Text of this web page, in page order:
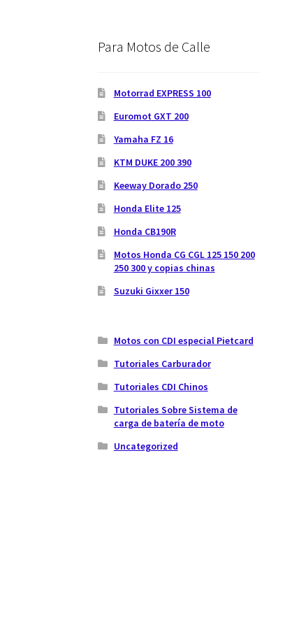
Para Motos de Calle
Motorrad EXPRESS 100
Euromot GXT 200
Yamaha FZ 16
KTM DUKE 200 390
Keeway Dorado 250
Honda Elite 125
Honda CB190R
Motos Honda CG CGL 125 150 200
250 300 y copias chinas
Suzuki Gixxer 150
Motos con CDI especial Pietcard
Tutoriales Carburador
Tutoriales CDI Chinos
Tutoriales Sobre Sistema de
carga de batería de moto
Uncategorized